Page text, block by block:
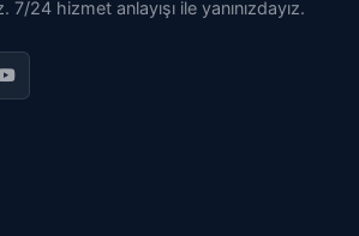
24 hizmet anlayışı ile yanınızdayız.